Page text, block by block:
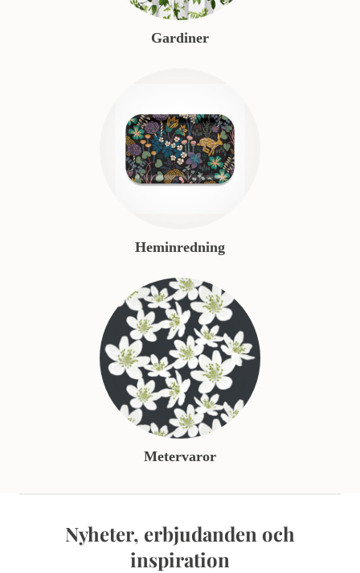
Gardiner
Heminredning
Metervaror
Nyheter, erbjudanden och
inspiration